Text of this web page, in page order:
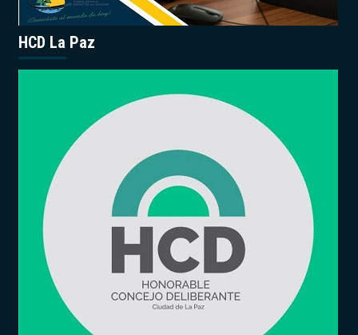
HCD La Paz